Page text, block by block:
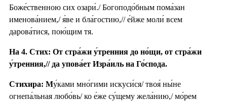
Боже́ственною сих озари́./ Богоподо́бным пома́зан
именова́нием,/ я́ве и бла́гостию,// е́йже моли́ всем
дарова́тися, пою́щим тя.
На 4. Стих: От стра́жи у́тренния до но́щи, от стра́жи
у́тренния,// да упова́ет Изра́иль на Го́спода.
Стихира: Му́ками мно́гими искуси́ся/ твоя́ ны́не
огнепа́льная любо́вь/ ко е́же су́щему жела́нию,/ мо́рем